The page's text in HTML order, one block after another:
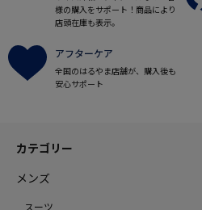
様の購入をサポート！商品により
店頭在庫も表示。
アフターケア
全国のはるやま店舗が、購入後も
安心サポート
カテゴリー
メンズ
スーツ